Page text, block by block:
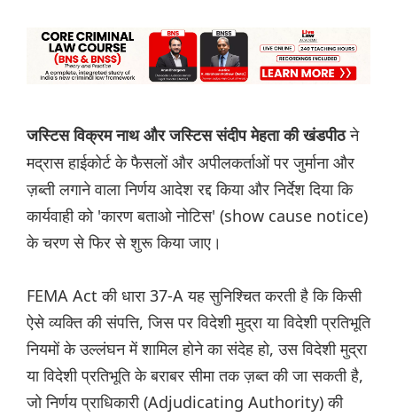
जस्टिस विक्रम नाथ और जस्टिस संदीप मेहता की खंडपीठने
मद्रास हाईकोर्ट के फैसलों और अपीलकर्ताओं पर जुर्माना और
ज़ब्ती लगाने वाला निर्णय आदेश रद्द किया और निर्देश दिया कि
कार्यवाही को 'कारण बताओ नोटिस' (show cause notice)
के चरण से फिर से शुरू किया जाए।
FEMA Act की धारा 37-A यह सुनिश्चित करती है कि किसी
ऐसे व्यक्ति की संपत्ति, जिस पर विदेशी मुद्रा या विदेशी प्रतिभूति
नियमों के उल्लंघन में शामिल होने का संदेह हो, उस विदेशी मुद्रा
या विदेशी प्रतिभूति के बराबर सीमा तक ज़ब्त की जा सकती है,
जो निर्णय प्राधिकारी (Adjudicating Authority) की